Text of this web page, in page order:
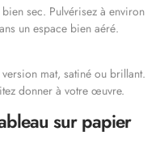
sec. Pulvérisez à environ
un espace bien aéré.
mat, satiné ou brillant.
donner à votre œuvre.
sur papier